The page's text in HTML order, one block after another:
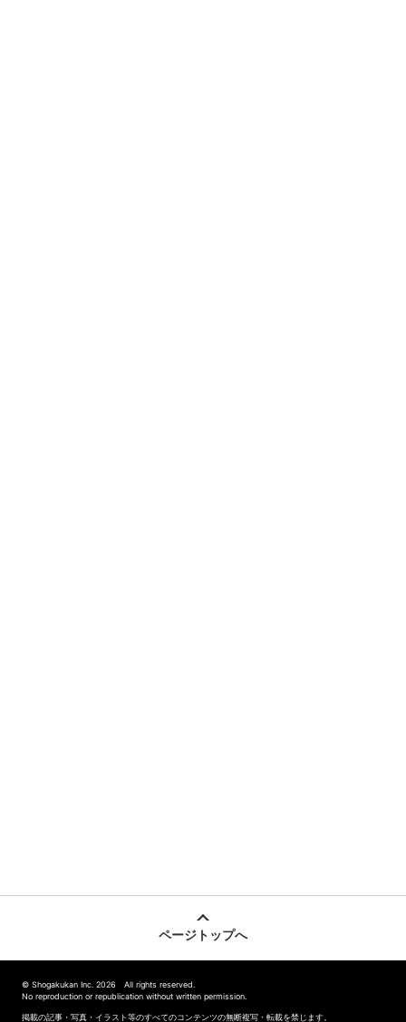
ページトップへ
© Shogakukan Inc. 2026 All rights reserved.
No reproduction or republication without written permission.
掲載の記事・写真・イラスト等のすべてのコンテンツの無断複写・転載を禁じます。